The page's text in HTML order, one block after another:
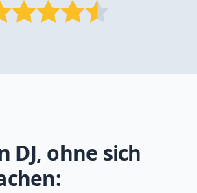
DJ, ohne sich